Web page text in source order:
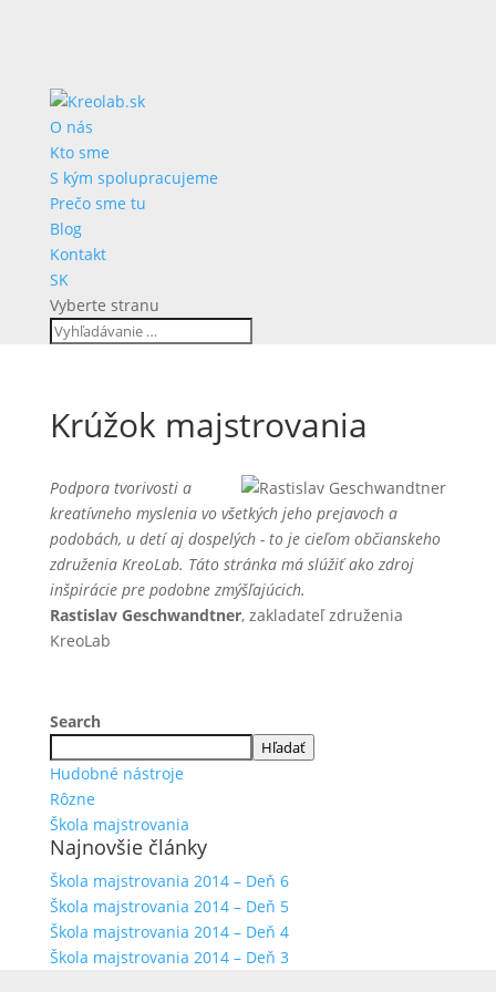
O nás
Kto sme
S kým spolupracujeme
Prečo sme tu
Blog
Kontakt
SK
Vyberte stranu
Krúžok majstrovania
Podpora tvorivosti a
kreatívneho myslenia vo všetkých jeho prejavoch a
podobách, u detí aj dospelých - to je cieľom občianskeho
združenia KreoLab. Táto stránka má slúžiť ako zdroj
inšpirácie pre podobne zmýšľajúcich.
Rastislav Geschwandtner, zakladateľ združenia
KreoLab
Search
Hľadať
Hudobné nástroje
Rôzne
Škola majstrovania
Najnovšie články
Škola majstrovania 2014 – Deň 6
Škola majstrovania 2014 – Deň 5
Škola majstrovania 2014 – Deň 4
Škola majstrovania 2014 – Deň 3